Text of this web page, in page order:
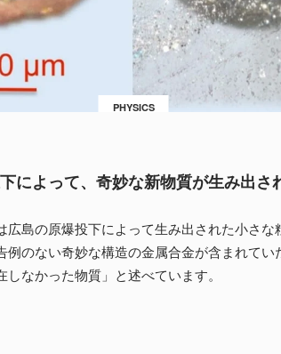
PHYSICS
によって、奇妙な新物質が生み出さ
広島の原爆投下によって生み出された小さな
例のない奇妙な構造の金属合金が含まれてい
なかった物質」と述べています。